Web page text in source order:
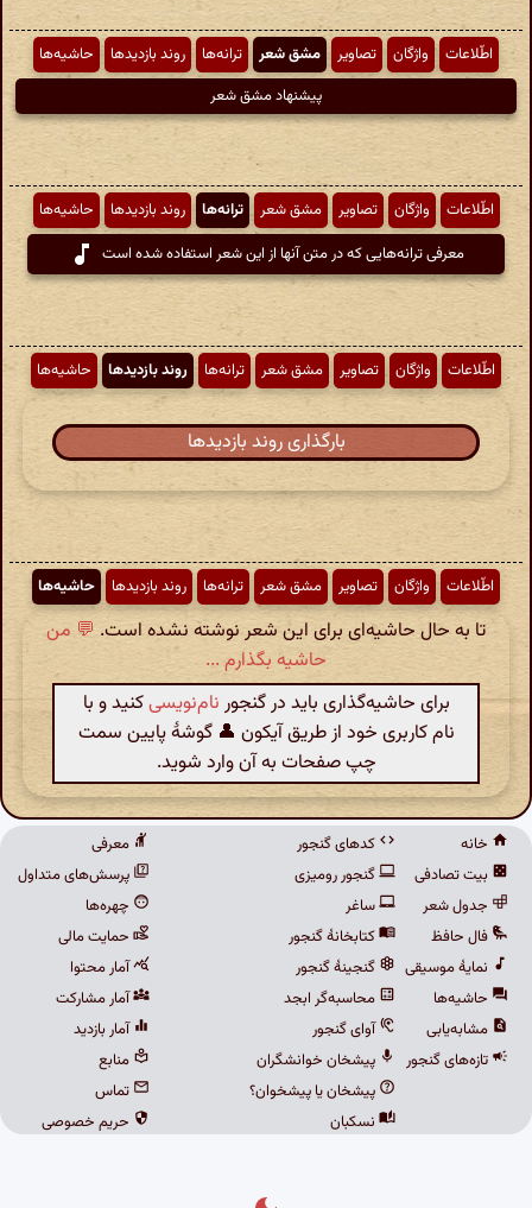
اطّلاعات واژگان تصاویر مشق شعر ترانه‌ها روند بازدیدها
حاشیه‌ها
پیشنهاد مشق شعر
اطّلاعات واژگان تصاویر مشق شعر ترانه‌ها روند بازدیدها
حاشیه‌ها
معرفی ترانه‌هایی که در متن آنها از این شعر استفاده شده است
اطّلاعات واژگان تصاویر مشق شعر ترانه‌ها روند بازدیدها حاشیه‌ها
بارگذاری روند بازدیدها
اطّلاعات واژگان تصاویر مشق شعر ترانه‌ها روند بازدیدها حاشیه‌ها
تا به حال حاشیه‌ای برای این شعر نوشته نشده است. 💬 من
حاشیه بگذارم ...
برای حاشیه‌گذاری باید در گنجور نام‌نویسیکنید و با
نام کاربری خود از طریق آیکون 👤 گوشهٔ پایین سمت
چپ صفحات به آن وارد شوید.
خانه
بیت تصادفی
جدول شعر
فال حافظ
نمایهٔ موسیقی
حاشیه‌ها
مشابه‌یابی
تازه‌های گنجور
کدهای گنجور
گنجور رومیزی
ساغر
کتابخانهٔ گنجور
گنجینهٔ گنجور
محاسبه‌گر ابجد
آوای گنجور
پیشخان خوانشگران
پیشخان یا پیشخوان؟
نسکبان
معرفی
پرسش‌های متداول
چهره‌ها
حمایت مالی
آمار محتوا
آمار مشارکت
آمار بازدید
منابع
تماس
حریم خصوصی